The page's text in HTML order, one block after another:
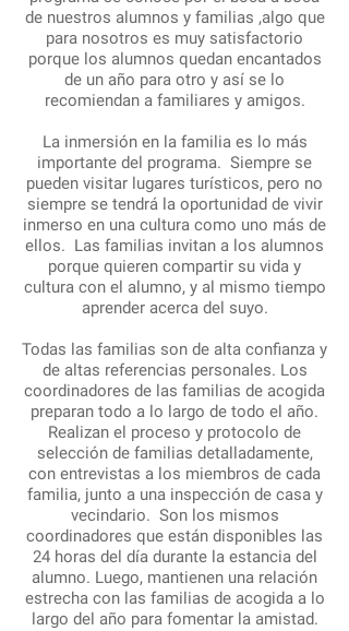
de nuestros alumnos y familias ,algo que
para nosotros es muy satisfactorio
porque los alumnos quedan encantados
de un año para otro y así se lo
recomiendan a familiares y amigos.
La inmersión en la familia es lo más
importante del programa. Siempre se
pueden visitar lugares turísticos, pero no
siempre se tendrá la oportunidad de vivir
inmerso en una cultura como uno más de
ellos. Las familias invitan a los alumnos
porque quieren compartir su vida y
cultura con el alumno, y al mismo tiempo
aprender acerca del suyo.
Todas las familias son de alta confianza y
de altas referencias personales. Los
coordinadores de las familias de acogida
preparan todo a lo largo de todo el año.
Realizan el proceso y protocolo de
selección de familias detalladamente,
con entrevistas a los miembros de cada
familia, junto a una inspección de casa y
vecindario. Son los mismos
coordinadores que están disponibles las
24 horas del día durante la estancia del
alumno. Luego, mantienen una relación
estrecha con las familias de acogida a lo
largo del año para fomentar la amistad.